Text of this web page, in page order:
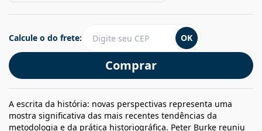
Comprar
Calcule o do frete: OK
A escrita da história: novas perspectivas representa uma
mostra significativa das mais recentes tendências da
metodologia e da prática historiográfica. Peter Burke reuniu